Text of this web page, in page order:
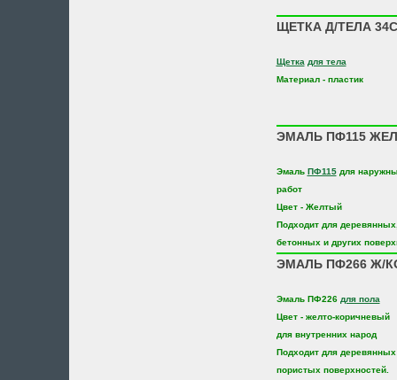
ЩЕТКА Д/ТЕЛА
Щетка для тела
Материал - пластик
ЭМАЛЬ ПФ115
Эмаль ПФ115для
работ
Цвет - Желтый
Подходит для
бетонных и других
ЭМАЛЬ ПФ266 Ж/
Эмаль ПФ226 для пола
Цвет - желто-коричневый
для внутренних народ
Подходит для деревянных
пористых поверхностей.